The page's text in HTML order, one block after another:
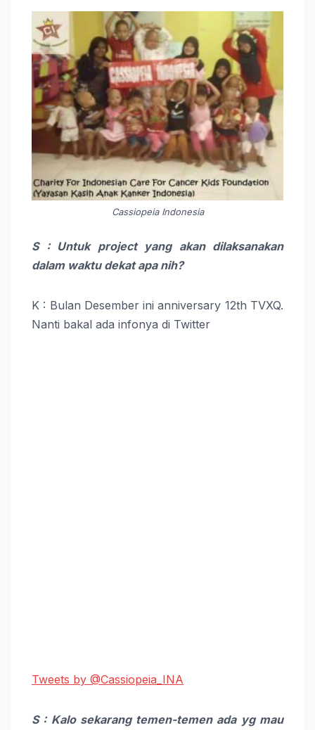
Cassiopeia Indonesia
S : Untuk project yang akan dilaksanakan
dalam waktu dekat apa nih?
K : Bulan Desember ini anniversary 12th TVXQ.
Nanti bakal ada infonya di Twitter
Tweets by @Cassiopeia_INA
S : Kalo sekarang temen-temen ada yg mau